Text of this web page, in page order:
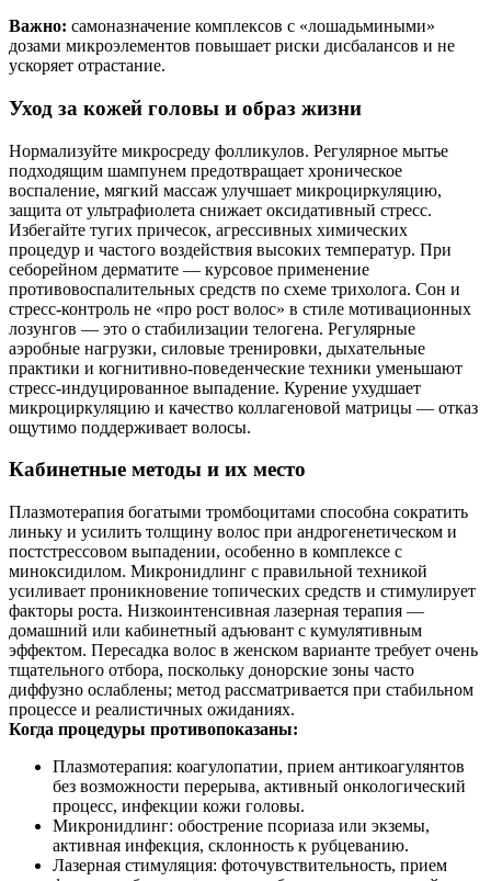
Важно: самоназначение комплексов с «лошадьмиными»
дозами микроэлементов повышает риски дисбалансов и не
ускоряет отрастание.
Уход за кожей головы и образ жизни
Нормализуйте микросреду фолликулов. Регулярное мытье
подходящим шампунем предотвращает хроническое
воспаление, мягкий массаж улучшает микроциркуляцию,
защита от ультрафиолета снижает оксидативный стресс.
Избегайте тугих причесок, агрессивных химических
процедур и частого воздействия высоких температур. При
себорейном дерматите — курсовое применение
противовоспалительных средств по схеме трихолога. Сон и
стресс-контроль не «про рост волос» в стиле мотивационных
лозунгов — это о стабилизации телогена. Регулярные
аэробные нагрузки, силовые тренировки, дыхательные
практики и когнитивно-поведенческие техники уменьшают
стресс-индуцированное выпадение. Курение ухудшает
микроциркуляцию и качество коллагеновой матрицы — отказ
ощутимо поддерживает волосы.
Кабинетные методы и их место
Плазмотерапия богатыми тромбоцитами способна сократить
линьку и усилить толщину волос при андрогенетическом и
постстрессовом выпадении, особенно в комплексе с
миноксидилом. Микронидлинг с правильной техникой
усиливает проникновение топических средств и стимулирует
факторы роста. Низкоинтенсивная лазерная терапия —
домашний или кабинетный адъювант с кумулятивным
эффектом. Пересадка волос в женском варианте требует очень
тщательного отбора, поскольку донорские зоны часто
диффузно ослаблены; метод рассматривается при стабильном
процессе и реалистичных ожиданиях.
Когда процедуры противопоказаны:
Плазмотерапия: коагулопатии, прием антикоагулянтов
без возможности перерыва, активный онкологический
процесс, инфекции кожи головы.
Микронидлинг: обострение псориаза или экземы,
активная инфекция, склонность к рубцеванию.
Лазерная стимуляция: фоточувствительность, прием